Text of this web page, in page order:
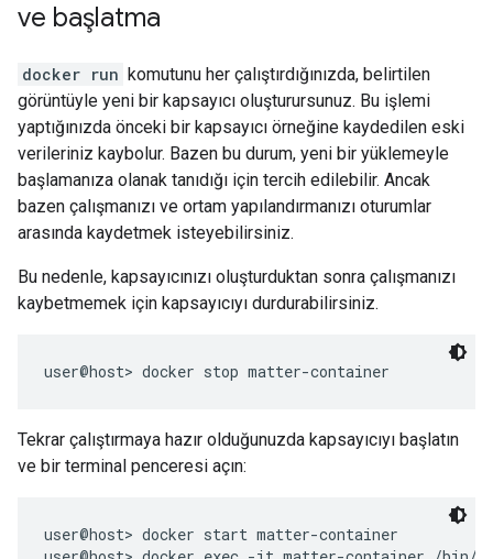
ve başlatma
docker run komutunu her çalıştırdığınızda, belirtilen
görüntüyle yeni bir kapsayıcı oluşturursunuz. Bu işlemi
yaptığınızda önceki bir kapsayıcı örneğine kaydedilen eski
verileriniz kaybolur. Bazen bu durum, yeni bir yüklemeyle
başlamanıza olanak tanıdığı için tercih edilebilir. Ancak
bazen çalışmanızı ve ortam yapılandırmanızı oturumlar
arasında kaydetmek isteyebilirsiniz.
Bu nedenle, kapsayıcınızı oluşturduktan sonra çalışmanızı
kaybetmemek için kapsayıcıyı durdurabilirsiniz.
Tekrar çalıştırmaya hazır olduğunuzda kapsayıcıyı başlatın
ve bir terminal penceresi açın:
user@host> docker start matter-container